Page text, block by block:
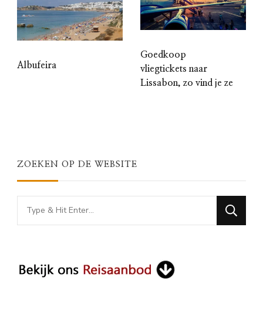
Albufeira
Goedkoop
vliegtickets naar
Lissabon, zo vind je ze
ZOEKEN OP DE WEBSITE
Looking
for